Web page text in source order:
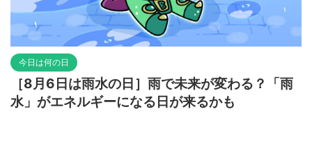
今日は何の日
［8月6日は雨水の日］雨で未来が変わる？「雨
水」がエネルギーになる日が来るかも